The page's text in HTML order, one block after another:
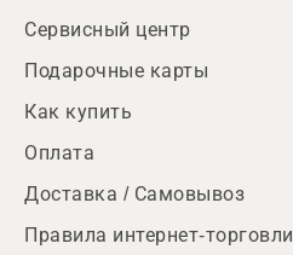
Сервисный центр
Подарочные карты
Как купить
Оплата
Доставка / Самовывоз
Правила интернет-торговли